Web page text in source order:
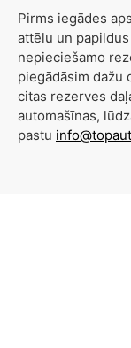
Pirms iegādes
attēlu un
nepieciešamo
piegādāsim dažu
citas rezerves
automašīnas,
pastu